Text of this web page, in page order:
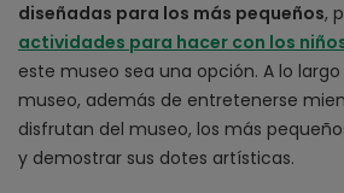
diseñadas para los más pequeños,
actividades para hacer con los
este museo sea una opción. A lo
museo, además de entretenerse
disfrutan del museo, los más
y demostrar sus dotes artísticas.